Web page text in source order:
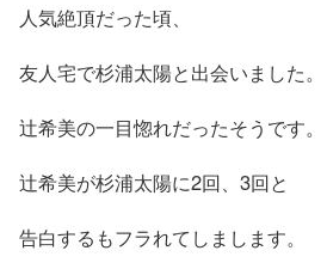
人気絶頂だった頃、
友人宅で杉浦太陽と出会いました。
辻希美の一目惚れだったそうです。
辻希美が杉浦太陽に2回、3回と
告白するもフラれてしまします。